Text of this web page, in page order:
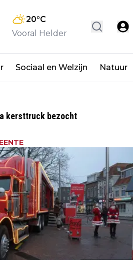
20°C
Vooral Helder
Sociaal en Welzijn Natuur
kersttruck bezocht